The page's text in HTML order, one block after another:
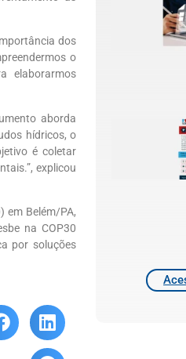
dos
o
elaborarmos
aborda
hídricos, o
é coletar
explicou
em Belém/PA,
na COP30
por soluções